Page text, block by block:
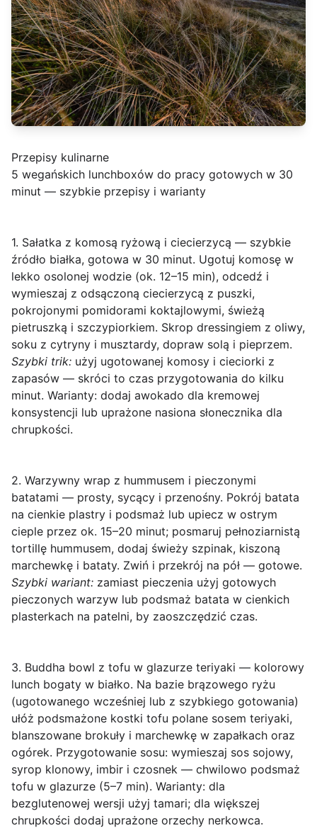
Przepisy kulinarne
5 wegańskich lunchboxów do pracy gotowych w 30
minut — szybkie przepisy i warianty
1. Sałatka z komosą ryżową i ciecierzycą — szybkie
źródło białka, gotowa w 30 minut. Ugotuj komosę w
lekko osolonej wodzie (ok. 12–15 min), odcedź i
wymieszaj z odsączoną ciecierzycą z puszki,
pokrojonymi pomidorami koktajlowymi, świeżą
pietruszką i szczypiorkiem. Skrop dressingiem z oliwy,
soku z cytryny i musztardy, dopraw solą i pieprzem.
Szybki trik: użyj ugotowanej komosy i cieciorki z
zapasów — skróci to czas przygotowania do kilku
minut. Warianty: dodaj awokado dla kremowej
konsystencji lub uprażone nasiona słonecznika dla
chrupkości.
2. Warzywny wrap z hummusem i pieczonymi
batatami — prosty, sycący i przenośny. Pokrój batata
na cienkie plastry i podsmaż lub upiecz w ostrym
cieple przez ok. 15–20 minut; posmaruj pełnoziarnistą
tortillę hummusem, dodaj świeży szpinak, kiszoną
marchewkę i bataty. Zwiń i przekrój na pół — gotowe.
Szybki wariant: zamiast pieczenia użyj gotowych
pieczonych warzyw lub podsmaż batata w cienkich
plasterkach na patelni, by zaoszczędzić czas.
3. Buddha bowl z tofu w glazurze teriyaki — kolorowy
lunch bogaty w białko. Na bazie brązowego ryżu
(ugotowanego wcześniej lub z szybkiego gotowania)
ułóż podsmażone kostki tofu polane sosem teriyaki,
blanszowane brokuły i marchewkę w zapałkach oraz
ogórek. Przygotowanie sosu: wymieszaj sos sojowy,
syrop klonowy, imbir i czosnek — chwilowo podsmaż
tofu w glazurze (5–7 min). Warianty: dla
bezglutenowej wersji użyj tamari; dla większej
chrupkości dodaj uprażone orzechy nerkowca.